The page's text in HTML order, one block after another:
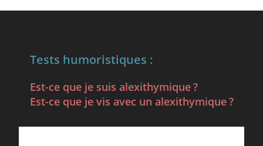
Tests humoristiques :
Est-ce que je suis alexithymique ?
Est-ce que je vis avec un alexithymique ?